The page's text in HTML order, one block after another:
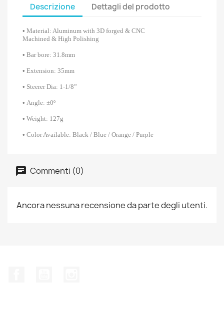
Descrizione Dettagli del prodotto
• Material: Aluminum with 3D forged & CNC
Machined & High Polishing
• Bar bore: 31.8mm
• Extension: 35mm
• Steerer Dia: 1-1/8”
• Angle: ±0º
• Weight: 127g
• Color Available: Black / Blue / Orange / Purple
Commenti (0)
Ancora nessuna recensione da parte degli utenti.